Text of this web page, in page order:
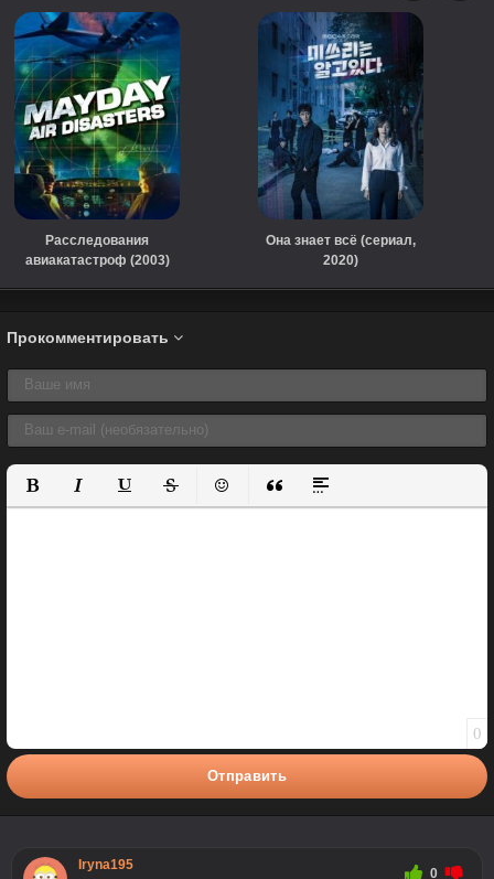
Расследования
авиакатастроф (2003)
Она знает всё (сериал,
2020)
Прокомментировать
Полужирный
КурсивПодчеркнутый
ЗачеркнутыйВставить смайлик
Вставка цитаты
Вставка спойлера
0
Отправить
Iryna195
0